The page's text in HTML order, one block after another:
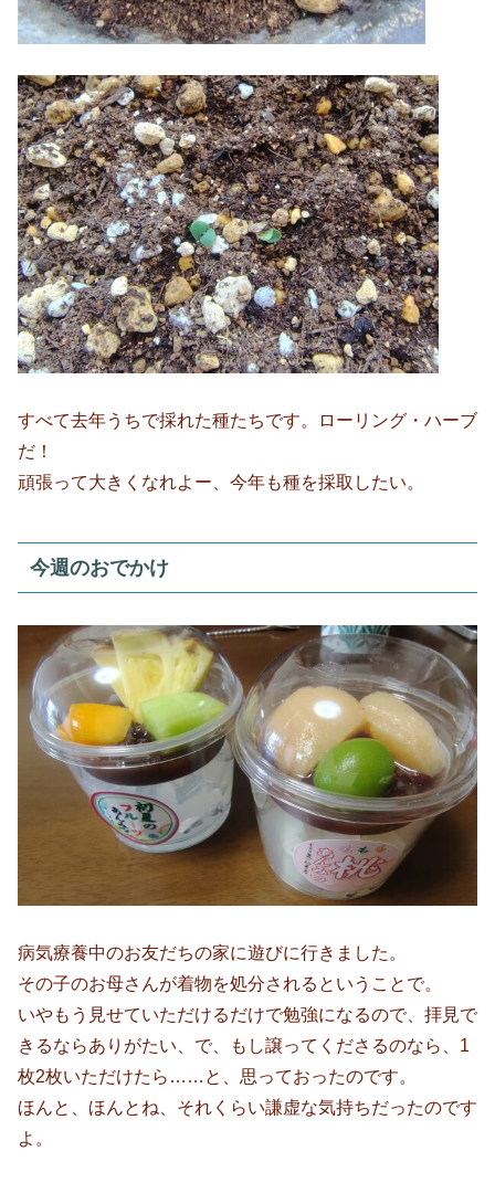
すべて去年うちで採れた種たちです。ローリング・ハーブ
だ！
頑張って大きくなれよー、今年も種を採取したい。
今週のおでかけ
病気療養中のお友だちの家に遊びに行きました。
その子のお母さんが着物を処分されるということで。
いやもう見せていただけるだけで勉強になるので、拝見で
きるならありがたい、で、もし譲ってくださるのなら、1
枚2枚いただけたら……と、思っておったのです。
ほんと、ほんとね、それくらい謙虚な気持ちだったのです
よ。